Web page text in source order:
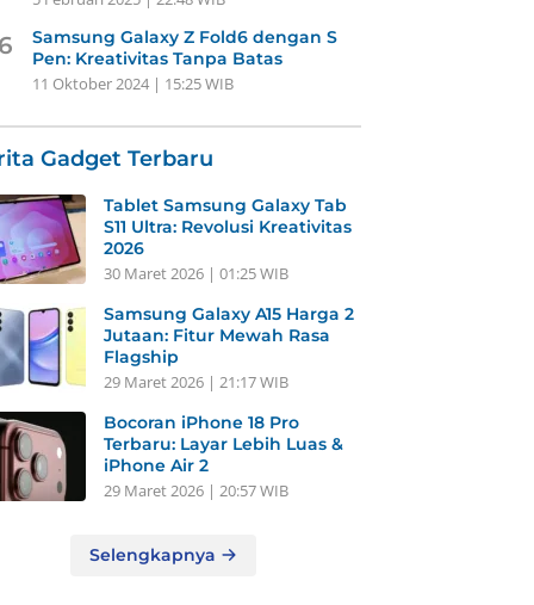
Samsung Galaxy Z Fold6 dengan S
Pen: Kreativitas Tanpa Batas
11 Oktober 2024 | 15:25 WIB
Gadget Terbaru
Tablet Samsung Galaxy Tab
S11 Ultra: Revolusi Kreativitas
2026
30 Maret 2026 | 01:25 WIB
Samsung Galaxy A15 Harga 2
Jutaan: Fitur Mewah Rasa
Flagship
29 Maret 2026 | 21:17 WIB
Bocoran iPhone 18 Pro
Terbaru: Layar Lebih Luas &
iPhone Air 2
29 Maret 2026 | 20:57 WIB
Selengkapnya